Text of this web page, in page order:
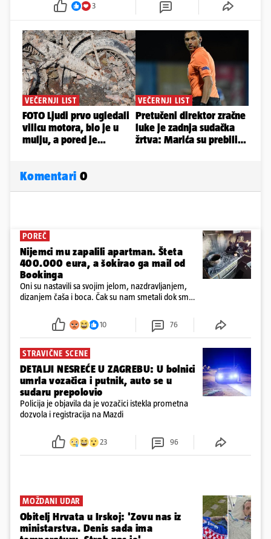
3
Komentari 0
POREČ
Nijemci mu zapalili apartman. Šteta
400.000 eura, a šokirao ga mail od
Bookinga
Oni su nastavili sa svojim jelom, nazdravljanjem,
dizanjem čaša i boca. Čak su nam smetali dok smo
požar, rekao je vlasnik
10 76
STRAVIČNE SCENE
DETALJI NESREĆE U ZAGREBU: U bolnici
umrla vozačica i putnik, auto se u
sudaru prepolovio
Policija je objavila da je vozačici istekla prometna
dozvola i registracija na Mazdi
23 96
MOŽDANI UDAR
Obitelj Hrvata u Irskoj: 'Zovu nas iz
ministarstva. Denis sada ima